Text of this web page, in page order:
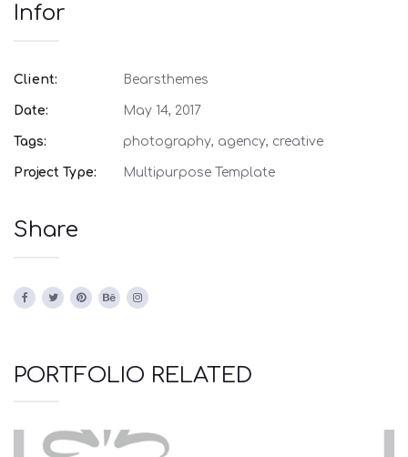
Infor
Client: Bearsthemes
Date: May 14, 2017
Tags: photography, agency, creative
Project Type: Multipurpose Template
Share
PORTFOLIO RELATED